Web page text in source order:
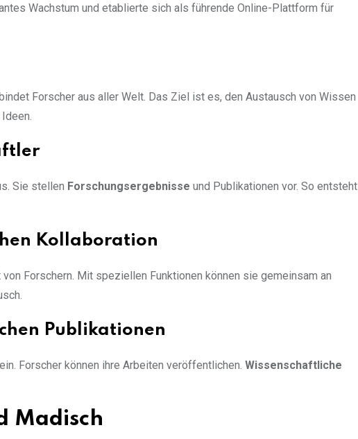
Wachstum und etablierte sich als führende Online-Plattform für
Forscher aus aller Welt. Das Ziel ist es, den Austausch von Wissen
Sie stellen Forschungsergebnisse und Publikationen vor. So entsteht
Kollaboration
Forschern. Mit speziellen Funktionen können sie gemeinsam an
Publikationen
Forscher können ihre Arbeiten veröffentlichen. Wissenschaftliche
Madisch